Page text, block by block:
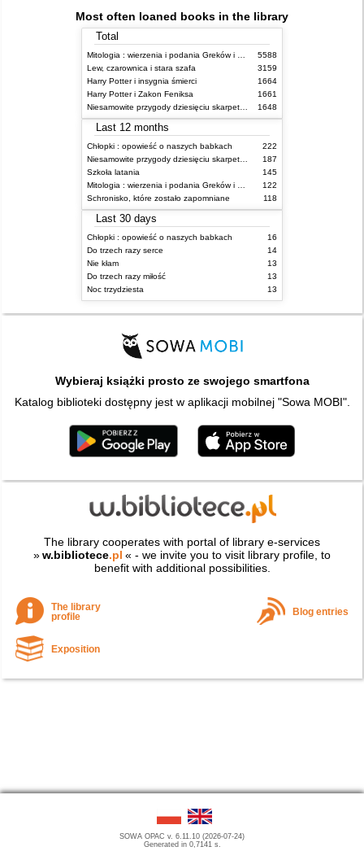
Most often loaned books in the library
Total
5588
Lew, czarownica i stara szafa
3159
Harry Potter i insygnia śmierci
1664
Harry Potter i Zakon Feniksa
1661
1648
Last 12 months
Chłopki : opowieść o naszych babkach
222
187
Szkoła latania
145
122
Schronisko, które zostało zapomniane
118
Last 30 days
Chłopki : opowieść o naszych babkach
16
Do trzech razy serce
14
Nie kłam
13
Do trzech razy miłość
13
Noc trzydziesta
13
Wybieraj książki prosto ze swojego smartfona
Katalog biblioteki dostępny jest w aplikacji mobilnej "Sowa MOBI".
The library cooperates with portal of library e-services
»w.bibliotece.pl « - we invite you to visit library profile, to
benefit with additional possibilities.
The library
profile
Blog entries
Exposition
SOWA OPAC v. 6.11.10 (2026-07-24)
Generated in 0,7141 s.